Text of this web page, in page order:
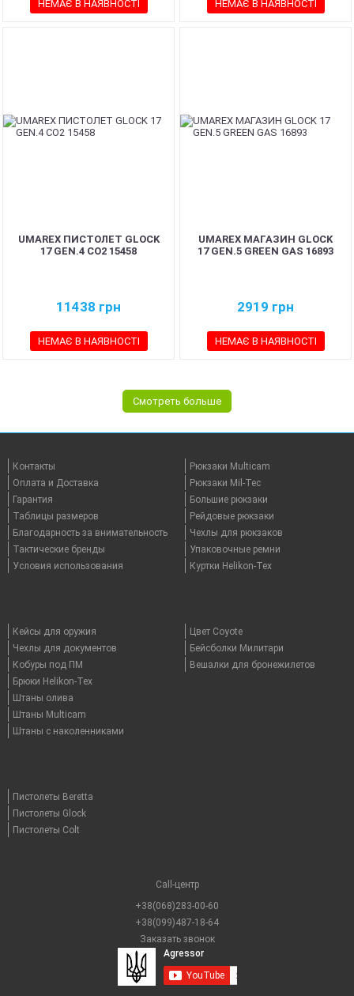
НЕМАЄ В НАЯВНОСТІ НЕМАЄ В НАЯВНОСТІ
UMAREX ПИСТОЛЕТ GLOCK
17 GEN.4 CO2 15458
11438 грн
НЕМАЄ В НАЯВНОСТІ
UMAREX МАГАЗИН GLOCK
17 GEN.5 GREEN GAS 16893
2919 грн
НЕМАЄ В НАЯВНОСТІ
Смотреть больше
Контакты
Оплата и Доставка
Гарантия
Таблицы размеров
Благодарность за внимательность
Тактические бренды
Условия использования
Рюкзаки Multicam
Рюкзаки Mil-Tec
Большие рюкзаки
Рейдовые рюкзаки
Чехлы для рюкзаков
Упаковочные ремни
Куртки Helikon-Tex
Кейсы для оружия
Чехлы для документов
Кобуры под ПМ
Брюки Helikon-Tex
Штаны олива
Штаны Multicam
Штаны с наколенниками
Цвет Coyote
Бейсболки Милитари
Вешалки для бронежилетов
Пистолеты Beretta
Пистолеты Glock
Пистолеты Colt
Call-центр
+38(068)283-00-60
+38(099)487-18-64
Заказать звонок